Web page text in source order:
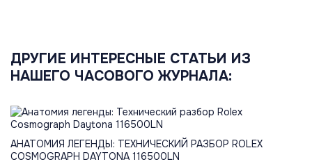
ДРУГИЕ ИНТЕРЕСНЫЕ СТАТЬИ ИЗ
НАШЕГО ЧАСОВОГО ЖУРНАЛА:
АНАТОМИЯ ЛЕГЕНДЫ: ТЕХНИЧЕСКИЙ РАЗБОР ROLEX
COSMOGRAPH DAYTONA 116500LN